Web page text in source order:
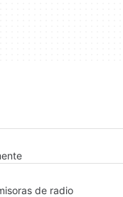
de radio